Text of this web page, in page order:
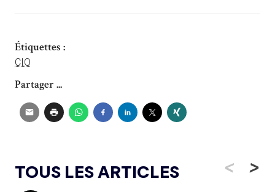
Étiquettes :
CIO
Partager ...
TOUS LES ARTICLES < >